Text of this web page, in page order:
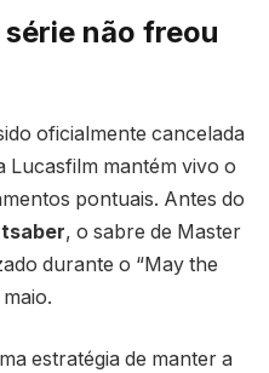
não freou
oficialmente cancelada
Lucasfilm mantém vivo o
pontuais. Antes do
, o sabre de Master
durante o “May the
estratégia de manter a